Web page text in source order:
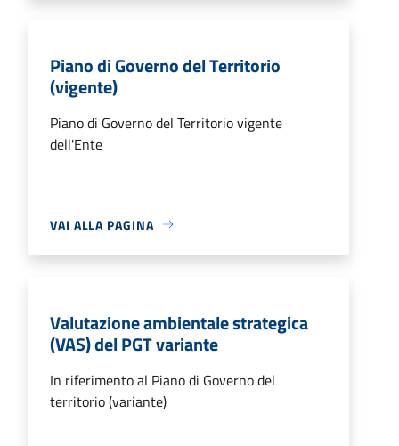
Piano di Governo del Territorio
(vigente)
Piano di Governo del Territorio vigente
dell'Ente
VAI ALLA PAGINA
Valutazione ambientale strategica
(VAS) del PGT variante
In riferimento al Piano di Governo del
territorio (variante)